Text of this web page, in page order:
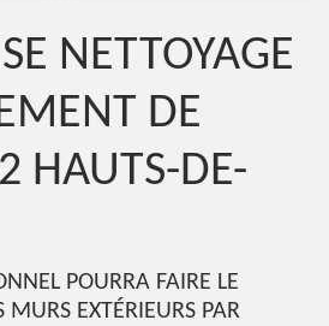
NETTOYAGE
DE
HAUTS-DE-
POURRA FAIRE LE
MURS EXTÉRIEURS PAR